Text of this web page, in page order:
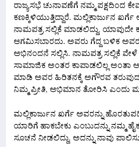
ರಾಜ್ಯಸಭೆ ಚುನಾವಣೆಗೆ ನಮ್ಮ ಪಕ್ಷದಿಂದ
ಕಣಕ್ಕಿಳಿಯುತ್ತಿದ್ದಾರೆ. ಮಲ್ಲಿಕಾರ್ಜುನ
ನಾಮಪತ್ರ ಸಲ್ಲಿಕೆ ಮಾಡಲಿದ್ದು,
ಆಗಮಿಸಬಾರದು. ಅವರು ಗೆದ್ದ ಬಳಿಕ
ಅಭಿನಂದನೆ ಸಲ್ಲಿಸಿ. ನಾಮಪತ್ರ ಸಲ್ಲಿಕೆ
ಸಾಮಾಜಿಕ ಅಂತರ ಕಾಪಾಡಲಿಲ್ಲ ಅಂತಾ
ಮಾಡಿ ಅವರ ಹಿರಿತನಕ್ಕೆ ಅಗೌರವ
ನಿಮ್ಮ ಪ್ರೀತಿ, ಅಭಿಮಾನ ತೋರಿಸಿ ಎಂದು
ಮಲ್ಲಿಕಾರ್ಜುನ ಖರ್ಗೆ ಅವರನ್ನು
ಯಾರಿಗೆ ಹಾಕಬೇಕು ಎಂಬುದನ್ನು ನಮ್ಮ
ಸೂಚನೆ ನೀಡಲಿದ್ದು, ಅದನ್ನು ನಾವು